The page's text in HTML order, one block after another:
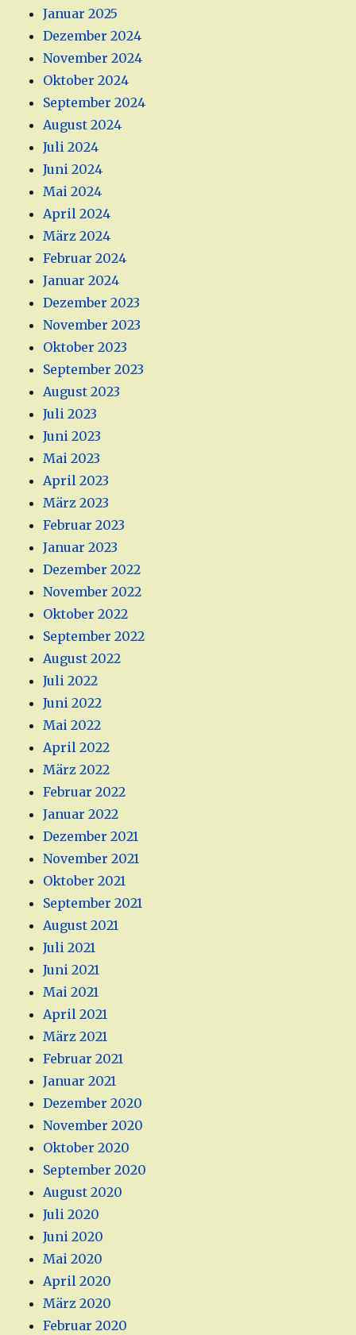
Januar 2025
Dezember 2024
November 2024
Oktober 2024
September 2024
August 2024
Juli 2024
Juni 2024
Mai 2024
April 2024
März 2024
Februar 2024
Januar 2024
Dezember 2023
November 2023
Oktober 2023
September 2023
August 2023
Juli 2023
Juni 2023
Mai 2023
April 2023
März 2023
Februar 2023
Januar 2023
Dezember 2022
November 2022
Oktober 2022
September 2022
August 2022
Juli 2022
Juni 2022
Mai 2022
April 2022
März 2022
Februar 2022
Januar 2022
Dezember 2021
November 2021
Oktober 2021
September 2021
August 2021
Juli 2021
Juni 2021
Mai 2021
April 2021
März 2021
Februar 2021
Januar 2021
Dezember 2020
November 2020
Oktober 2020
September 2020
August 2020
Juli 2020
Juni 2020
Mai 2020
April 2020
März 2020
Februar 2020